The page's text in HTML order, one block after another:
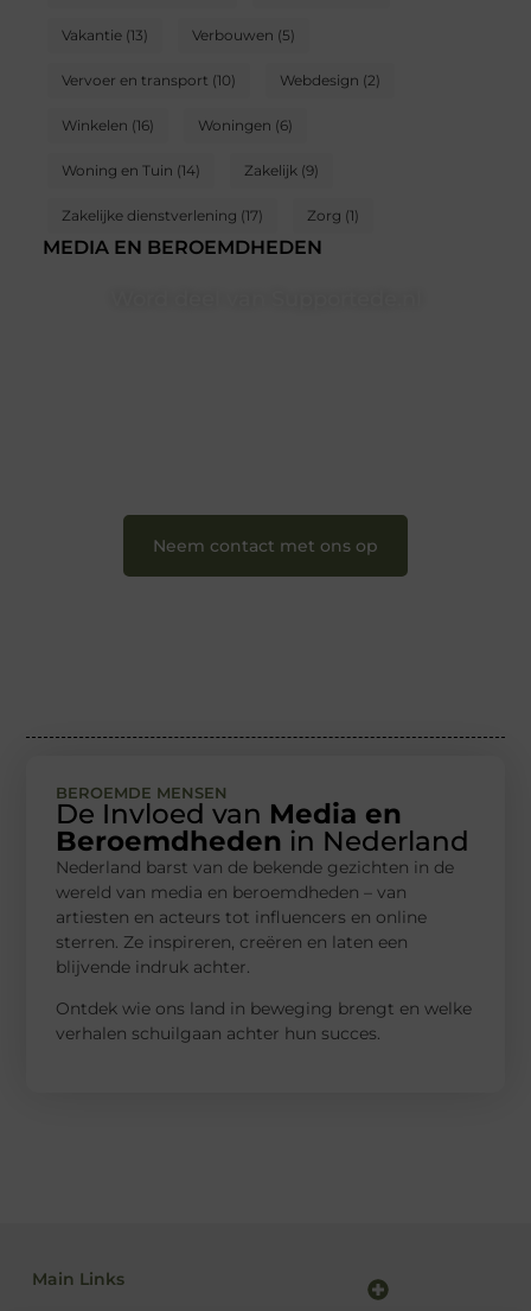
Vakantie(13) Verbouwen (5)
Vervoer en transport (10) Webdesign (2)
Winkelen (16) Woningen (6)
Woning en Tuin (14) Zakelijk (9)
Zakelijke dienstverlening (17) Zorg (1)
MEDIA EN BEROEMDHEDEN
Neem contact met ons op
BEROEMDE MENSEN
De Invloed van Media en
Beroemdheden in Nederland
Nederland barst van de bekende gezichten in de
wereld van media en beroemdheden – van
artiesten en acteurs tot influencers en online
sterren. Ze inspireren, creëren en laten een
blijvende indruk achter.
Ontdek wie ons land in beweging brengt en welke
verhalen schuilgaan achter hun succes.
Main Links